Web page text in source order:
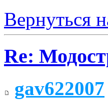
Вернуться
Re:
gav622007